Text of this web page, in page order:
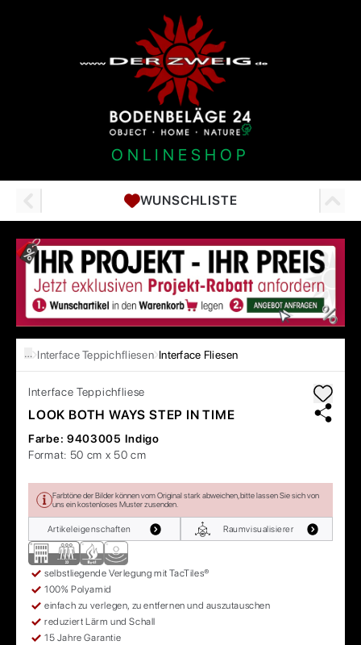
ONLINESHOP
WUNSCHLISTE
… Interface Teppichfliesen Interface Fliesen
Interface Teppichfliese
LOOK BOTH WAYS STEP IN TIME
Farbe: 9403005 Indigo
Format: 50 cm x 50 cm
Farbtöne der Bilder können vom Original stark abweichen, bitte lassen Sie sich von
uns ein kostenloses Muster zusenden.
Artikeleigenschaften Raumvisualisierer
selbstliegende Verlegung mit TacTiles®
100% Polyamid
einfach zu verlegen, zu entfernen und auszutauschen
reduziert Lärm und Schall
15 Jahre Garantie